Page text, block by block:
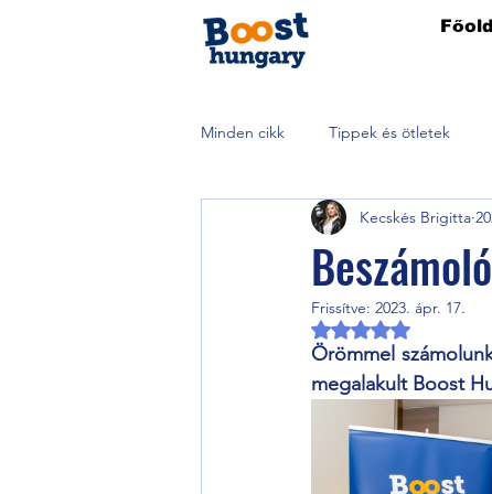
Minden cikk Tippek és ötletek
Kecskés Brigitta
Frissítve: 2023. ápr. 17.
NaN csillagot
Örömmel
megalakult Boost